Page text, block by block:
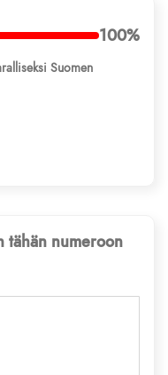
100%
Suomen
tähän numeroon